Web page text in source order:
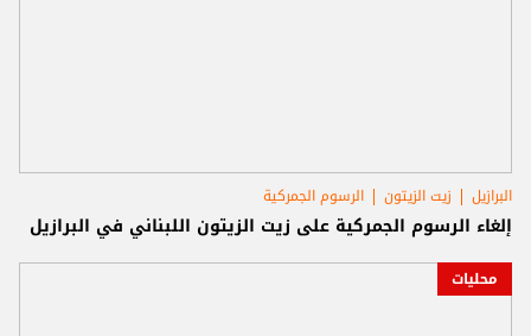
البرازيل زيت الزيتون الرسوم الجمركية
إلغاء الرسوم الجمركية على زيت الزيتون اللبناني في البرازيل
محليات